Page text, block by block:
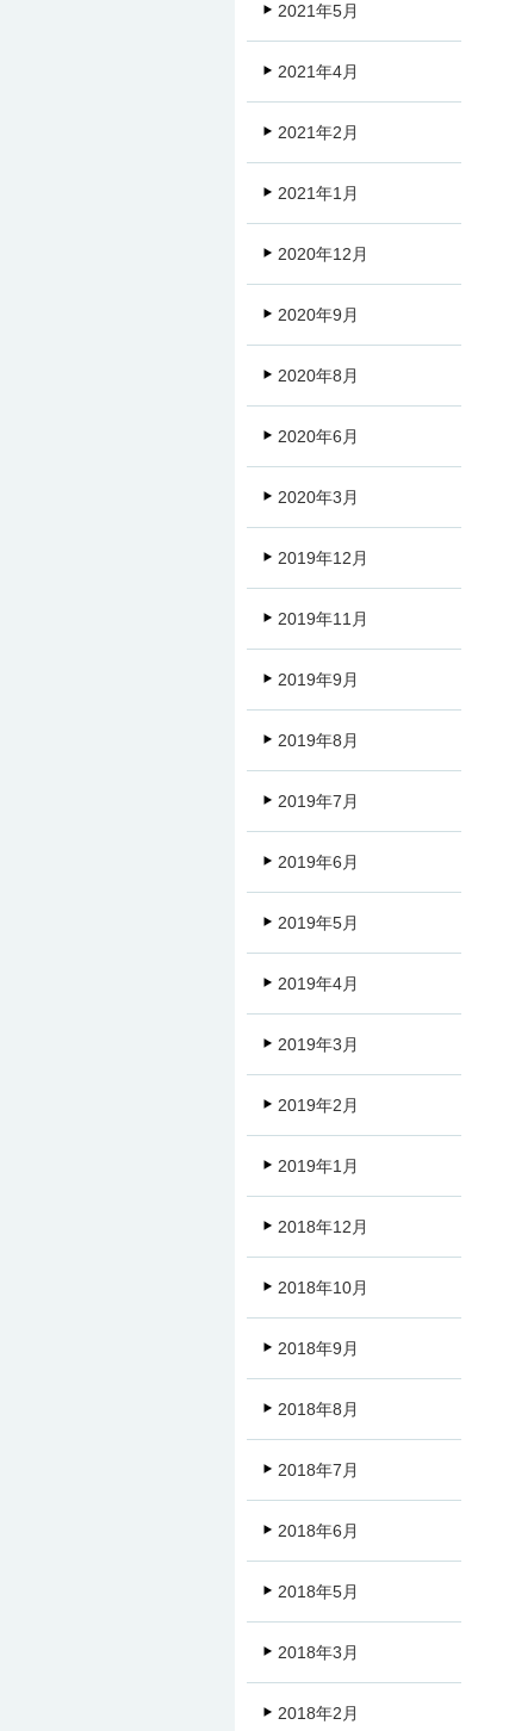
2021年5月
2021年4月
2021年2月
2021年1月
2020年12月
2020年9月
2020年8月
2020年6月
2020年3月
2019年12月
2019年11月
2019年9月
2019年8月
2019年7月
2019年6月
2019年5月
2019年4月
2019年3月
2019年2月
2019年1月
2018年12月
2018年10月
2018年9月
2018年8月
2018年7月
2018年6月
2018年5月
2018年3月
2018年2月